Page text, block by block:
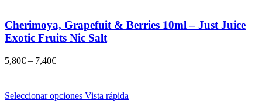
Cherimoya, Grapefuit & Berries 10ml – Just Juice
Exotic Fruits Nic Salt
5,80€ – 7,40€
Seleccionar opciones Vista rápida